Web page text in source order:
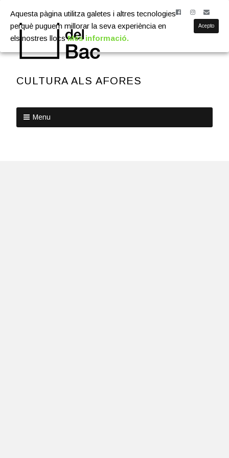
CULTURA ALS AFORES
Menu
Aquesta pàgina utilitza galetes i altres tecnologies
perquè puguem millorar la seva experiència en
els nostres llocsMés informació.
Acepto